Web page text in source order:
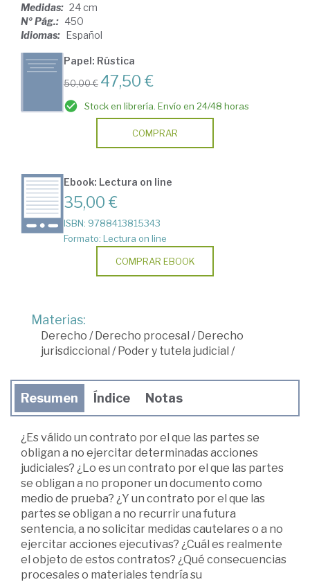
Medidas: 24 cm
Nº Pág.: 450
Idiomas: Español
Papel: Rústica
50,00 € 47,50 €
Stock en librería. Envío en 24/48 horas
COMPRAR
Ebook: Lectura on line
35,00 €
ISBN: 9788413815343
Formato: Lectura on line
COMPRAR EBOOK
Materias:
Derecho /Derecho procesal /Derecho
jurisdiccional /Poder y tutela judicial /
Resumen Índice Notas
¿Es válido un contrato por el que las partes se
obligan a no ejercitar determinadas acciones
judiciales? ¿Lo es un contrato por el que las partes
se obligan a no proponer un documento como
medio de prueba? ¿Y un contrato por el que las
partes se obligan a no recurrir una futura
sentencia, a no solicitar medidas cautelares o a no
ejercitar acciones ejecutivas? ¿Cuál es realmente
el objeto de estos contratos? ¿Qué consecuencias
procesales o materiales tendría su